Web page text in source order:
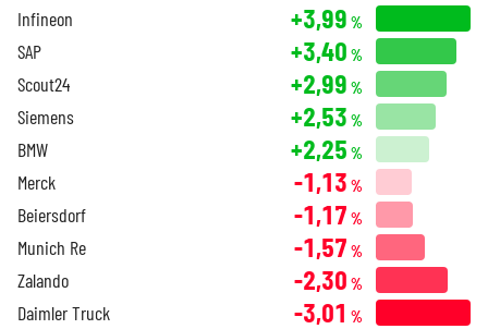
Infineon +3,99 %
SAP +3,40 %
Scout24 +2,99 %
Siemens +2,53 %
BMW +2,25 %
Merck -1,13 %
Beiersdorf -1,17 %
Munich Re -1,57 %
Zalando -2,30 %
Daimler Truck -3,01 %